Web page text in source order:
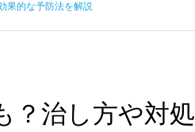
果的な予防法を解説
？治し方や対処